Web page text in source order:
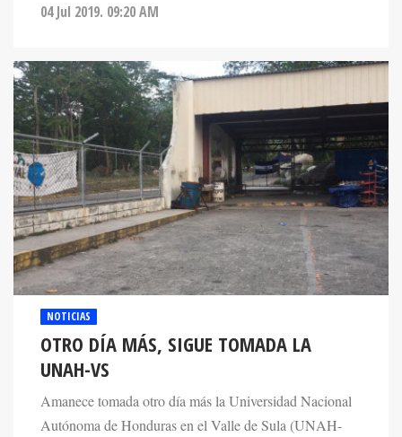
04 Jul 2019. 09:20 AM
NOTICIAS
OTRO DÍA MÁS, SIGUE TOMADA LA
UNAH-VS
Amanece tomada otro día más la Universidad Nacional
Autónoma de Honduras en el Valle de Sula (UNAH-